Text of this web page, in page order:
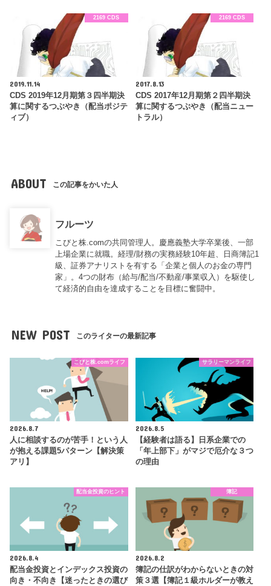
2169 CDS
2019.11.14
CDS 2019年12月期第３四半期決
算に関するつぶやき（配当ポジテ
ィブ）
2169 CDS
2017.8.13
CDS 2017年12月期第２四半期決
算に関するつぶやき（配当ニュー
トラル）
ABOUT この記事をかいた人
フルーツ
こびと株.comの共同管理人。慶應義塾大学卒業後、一部
上場企業に就職。経理/財務の実務経験10年超、日商簿記1
級、証券アナリストを有する「企業と個人のお金の専門
家」。4つの財布（給与/配当/不動産/事業収入）を駆使し
て経済的自由を達成することを目標に奮闘中。
NEW POST このライターの最新記事
こびと株.comライフ
2026.8.7
人に相談するのが苦手！という人
が抱える課題5パターン【解決策
アリ】
サラリーマンライフ
2026.8.5
【経験者は語る】日系企業での
「年上部下」がマジで厄介な３つ
の理由
配当金投資のヒント
2026.8.4
配当金投資とインデックス投資の
向き・不向き【迷ったときの選び
簿記
2026.8.2
簿記の仕訳がわからないときの対
策３選【簿記１級ホルダーが教え